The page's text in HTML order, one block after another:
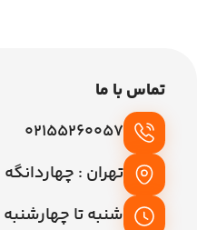
تماس با ما
02155260057
تهران : چهاردانگه
شنبه تا چهارشنبه 9 الی 18 پنجشنبه 9 تا 15